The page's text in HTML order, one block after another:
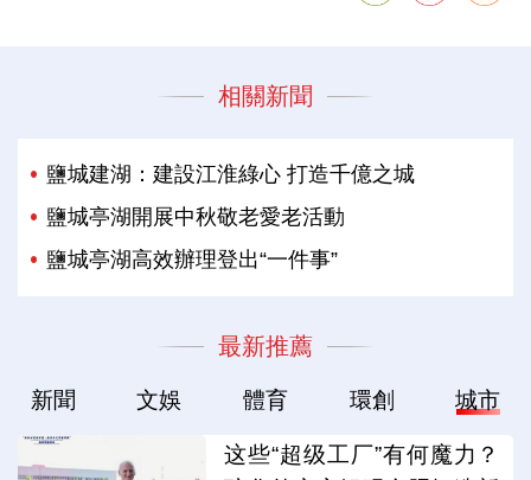
相關新聞
鹽城建湖：建設江淮綠心 打造千億之城
鹽城亭湖開展中秋敬老愛老活動
鹽城亭湖高效辦理登出“一件事”
最新推薦
新聞 文娛 體育 環創 城市
这些“超级工厂”有何魔力？